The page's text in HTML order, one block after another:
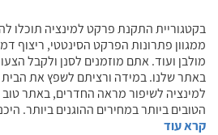
בקטגוריית התקנת פרקט למינציה תוכלו
מולבן ועוד. אתם מוזמנים לסנן ולקבל
באתר שלנו. במידה ורציתם לשפץ את
למינציה לשיפור מראה החדרים, באתר
הטובים ביותר במחירים ההוגנים ביותר.
קרא עוד